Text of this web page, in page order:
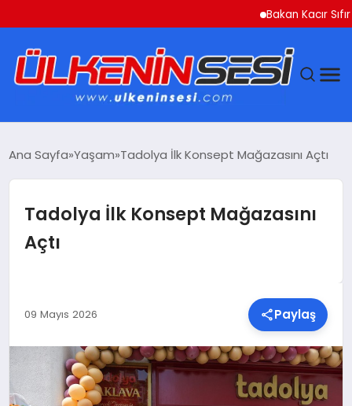
Bakan Kacır Sıfır
EKONOMI
GÜNDEM
SIYASET
Ana Sayfa Yaşam Tadolya İlk Konsept Mağazasını Açtı
Tadolya İlk Konsept Mağazasını
Açtı
09 Mayıs 2026 Paylaş